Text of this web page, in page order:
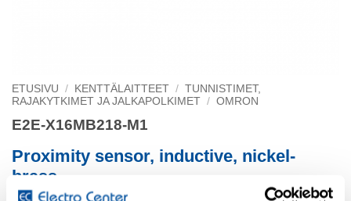
ETUSIVU / KENTTÄLAITTEET / TUNNISTIMET,
RAJAKYTKIMET JA JALKAPOLKIMET / OMRON
E2E-X16MB218-M1
Proximity sensor, inductive, nickel-
brass